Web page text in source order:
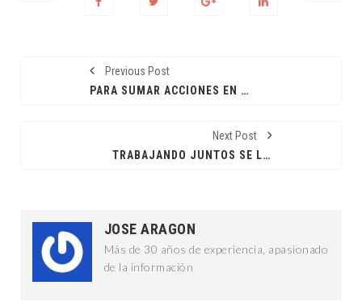
Previous Post
PARA SUMAR ACCIONES EN BENEFICIO DE LOS YUCATECOS
Next Post
TRABAJANDO JUNTOS SE LOGRAN LOS RESULTADOS: JDM
JOSE ARAGON
Más de 30 años de experiencia, apasionado
de la información